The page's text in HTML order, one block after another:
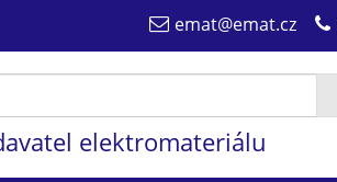
emat@emat.cz
elektromateriálu